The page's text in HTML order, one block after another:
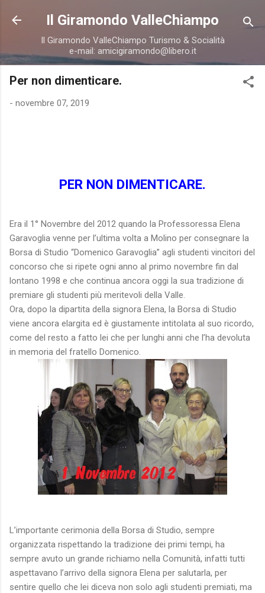
Passa ai contenuti principali
Il Giramondo ValleChiampo
Il Giramondo ValleChiampo Turismo & Socialità
e-mail: amicigiramondo@libero.it
Per non dimenticare.
- novembre 07, 2019
PER NON DIMENTICARE.
Era il 1° Novembre del 2012 quando la Professoressa Elena
Garavoglia venne per l’ultima volta a Molino per consegnare la
Borsa di Studio “Domenico Garavoglia” agli studenti vincitori del
concorso che si ripete ogni anno al primo novembre fin dal
lontano 1998 e che continua ancora oggi la sua tradizione di
premiare gli studenti più meritevoli della Valle.
Ora, dopo la dipartita della signora Elena, la Borsa di Studio
viene ancora elargita ed è giustamente intitolata al suo ricordo,
come del resto a fatto lei che per lunghi anni che l’ha devoluta
in memoria del fratello Domenico.
L’importante cerimonia della Borsa di Studio, sempre
organizzata rispettando la tradizione dei primi tempi, ha
sempre avuto un grande richiamo nella Comunità, infatti tutti
aspettavano l’arrivo della signora Elena per salutarla, per
sentire quello che lei diceva non solo agli studenti premiati, ma